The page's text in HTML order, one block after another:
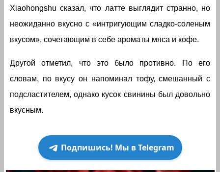
Xiaohongshu сказал, что латте выглядит странно, но
неожиданно вкусно с «интригующим сладко-соленым
вкусом», сочетающим в себе ароматы мяса и кофе.
Другой отметил, что это было противно. По его
словам, по вкусу он напоминал тофу, смешанный с
подсластителем, однако кусок свинины был довольно
вкусным.
Подпишись! Мы в Telegram